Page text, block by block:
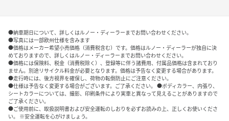
●納車期日について、詳しくはルノー・ディーラーまでお問い合わせください。
●写真には一部欧州仕様を含みます
●価格はメーカー希望小売価格（消費税含む）です。価格はルノー・ディーラーが独自に決
めておりますので、詳しくはルノー・ディーラーまでお問い合わせください。
●価格には保険料、税金（消費税除く）、登録等に伴う諸費用、付属品価格は含まれており
ません。別途リサイクル料金が必要となります。価格は予告なく変更する場合があります。
●走行時には、後方視界を確保し、荷物の転倒防止にご注意ください。
●仕様は予告なく変更する場合がございます。ご了承ください。 ●ボディカラー、内張り、
シートカラーについては、撮影、印刷条件により実車と異なって見えることがありますので
ご了承ください。
●ご使用前に、取扱説明書および安全運転のしおりを必ずお読みの上、正しくお使いくださ
い。 ※安全運転を心がけましょう。